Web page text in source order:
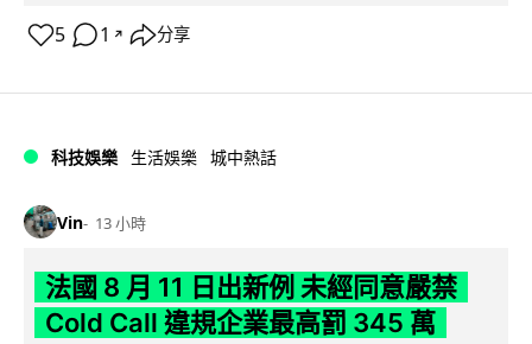
5 1 ↗ 分享
科技娛樂 生活娛樂 城中熱話
Vin 13 小時
法國 8 月 11 日出新例 未經同意嚴禁
Cold Call 違規企業最高罰 345 萬